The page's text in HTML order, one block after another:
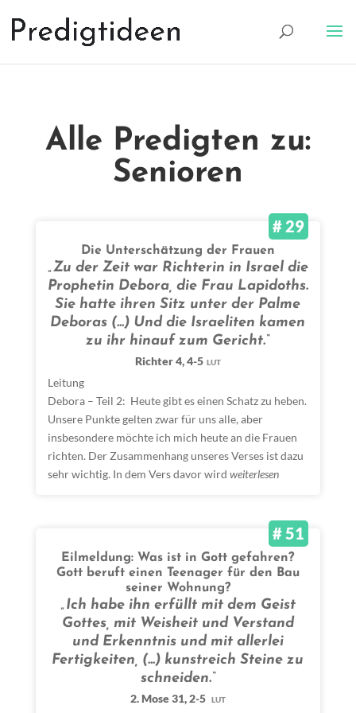
Alle Predigten zu:
Senioren
# 29
Die Unterschätzung der Frauen
„Zu der Zeit war Richterin in Israel die
Prophetin Debora, die Frau Lapidoths.
Sie hatte ihren Sitz unter der Palme
Deboras (...) Und die Israeliten kamen
zu ihr hinauf zum Gericht.“
Richter 4, 4-5 LUT
Leitung
Debora – Teil 2: Heute gibt es einen Schatz zu heben.
Unsere Punkte gelten zwar für uns alle, aber
insbesondere möchte ich mich heute an die Frauen
richten. Der Zusammenhang unseres Verses ist dazu
sehr wichtig. In dem Vers davor wird weiterlesen
# 51
Eilmeldung: Was ist in Gott gefahren?
Gott beruft einen Teenager für den Bau
seiner Wohnung?
„Ich habe ihn erfüllt mit dem Geist
Gottes, mit Weisheit und Verstand
und Erkenntnis und mit allerlei
Fertigkeiten, (...) kunstreich Steine zu
schneiden.“
2. Mose 31, 2-5 LUT